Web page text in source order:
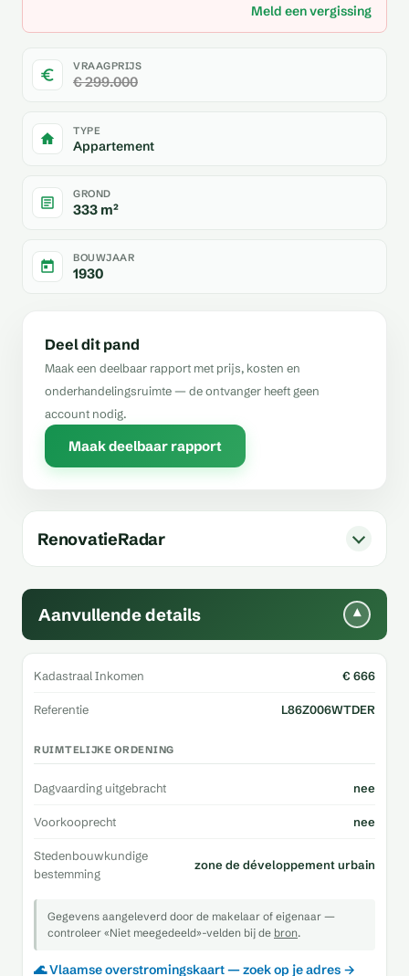
Meld een vergissing
VRAAGPRIJS
€ 299.000
TYPE
Appartement
GROND
333 m²
BOUWJAAR
1930
Deel dit pand
Maak een deelbaar rapport met prijs, kosten en
onderhandelingsruimte — de ontvanger heeft geen
account nodig.
Maak deelbaar rapport
RenovatieRadar
Aanvullende details ▾
Kadastraal Inkomen € 666
Referentie L86Z006WTDER
RUIMTELIJKE ORDENING
Dagvaarding uitgebracht nee
Voorkooprecht nee
Stedenbouwkundige
bestemming
zone de développement urbain
Gegevens aangeleverd door de makelaar of eigenaar —
controleer «Niet meegedeeld»-velden bij de bron.
🌊 Vlaamse overstromingskaart — zoek op je adres →